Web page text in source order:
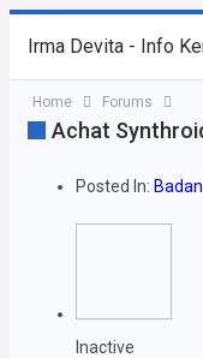
Irma Devita - Info
Home Forums
Achat
Posted In:
Inactive